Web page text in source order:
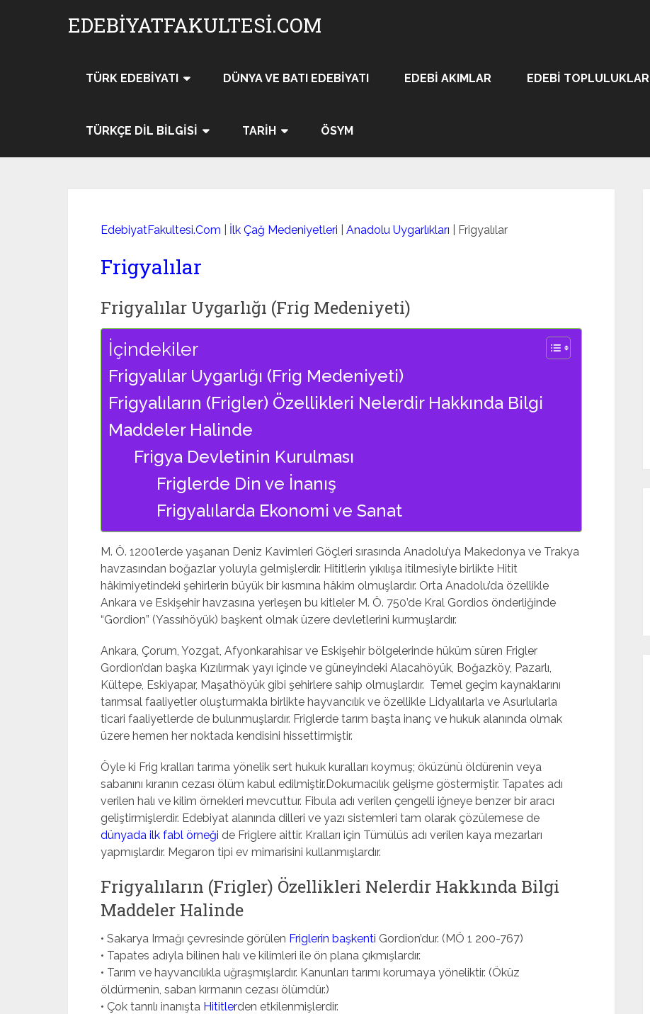
EDEBIYATFAKULTESI.COM
TÜRK EDEBIYATI DÜNYA VE BATI EDEBIYATI EDEBI AKIMLAR EDEBI TOPLULUKLAR
TÜRKÇE DIL BILGISI TARIH ÖSYM
EdebiyatFakultesi.Com İlk Çağ Medeniyetleri Anadolu Uygarlıkları Frigyalılar
Frigyalılar
Frigyalılar Uygarlığı (Frig Medeniyeti)
İçindekiler
Frigyalılar Uygarlığı (Frig Medeniyeti)
Frigyalıların (Frigler) Özellikleri Nelerdir Hakkında Bilgi
Maddeler Halinde
Frigya Devletinin Kurulması
Friglerde Din ve İnanış
Frigyalılarda Ekonomi ve Sanat
M. Ö. 1200’lerde yaşanan Deniz Kavimleri Göçleri sırasında Anadolu’ya Makedonya ve Trakya
havzasından boğazlar yoluyla gelmişlerdir. Hititlerin yıkılışa itilmesiyle birlikte Hitit
hâkimiyetindeki şehirlerin büyük bir kısmına hâkim olmuşlardır. Orta Anadolu’da özellikle
Ankara ve Eskişehir havzasına yerleşen bu kitleler M. Ö. 750’de Kral Gordios önderliğinde
“Gordion” (Yassıhöyük) başkent olmak üzere devletlerini kurmuşlardır.
Ankara, Çorum, Yozgat, Afyonkarahisar ve Eskişehir bölgelerinde hüküm süren Frigler
Gordion’dan başka Kızılırmak yayı içinde ve güneyindeki Alacahöyük, Boğazköy, Pazarlı,
Kültepe, Eskiyapar, Maşathöyük gibi şehirlere sahip olmuşlardır.  Temel geçim kaynaklarını
tarımsal faaliyetler oluşturmakla birlikte hayvancılık ve özellikle Lidyalılarla ve Asurlularla
ticari faaliyetlerde de bulunmuşlardır. Friglerde tarım başta inanç ve hukuk alanında olmak
üzere hemen her noktada kendisini hissettirmiştir.
Öyle ki Frig kralları tarıma yönelik sert hukuk kuralları koymuş; öküzünü öldürenin veya
sabanını kıranın cezası ölüm kabul edilmiştir.Dokumacılık gelişme göstermiştir. Tapates adı
verilen halı ve kilim örnekleri mevcuttur. Fibula adı verilen çengelli iğneye benzer bir aracı
geliştirmişlerdir. Edebiyat alanında dilleri ve yazı sistemleri tam olarak çözülemese de
dünyada ilk fabl örneği de Friglere aittir. Kralları için Tümülüs adı verilen kaya mezarları
yapmışlardır. Megaron tipi ev mimarisini kullanmışlardır.
Frigyalıların (Frigler) Özellikleri Nelerdir Hakkında Bilgi
Maddeler Halinde
• Sakarya Irmağı çevresinde görülen Friglerin başkenti Gordion’dur. (MÖ 1 200-767)
• Tapates adıyla bilinen halı ve kilimleri ile ön plana çıkmışlardır.
• Tarım ve hayvancılıkla uğraşmışlardır. Kanunları tarımı korumaya yöneliktir. (Öküz
öldürmenin, saban kırmanın cezası ölümdür.)
• Çok tanrılı inanışta Hititlerden etkilenmişlerdir.